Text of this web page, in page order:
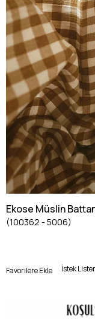
Ekose Müslin
(100362 - 5006)
Favorilere Ekle İstek